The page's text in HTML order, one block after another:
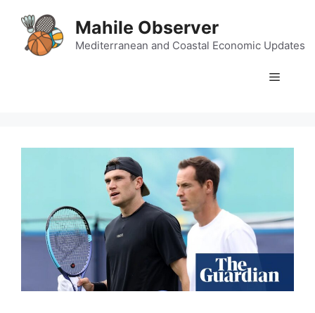
content
Mahile Observer
Mediterranean and Coastal Economic Updates
Menu